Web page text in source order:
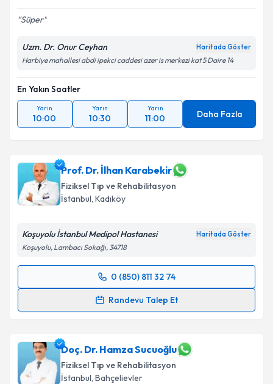
Süper
Uzm. Dr. Onur Ceyhan Haritada Göster
Harbiye mahallesi abdi ipekci caddesi azer is merkezi kat 5 Daire 14
En Yakın Saatler
Yarın
10:00
Yarın
10:30
Yarın
11:00 Daha Fazla
Prof. Dr. İlhan Karabekir
Fiziksel Tıp ve Rehabilitasyon
İstanbul, Kadıköy
Koşuyolu İstanbul Medipol Hastanesi Haritada Göster
Koşuyolu, Lambacı Sokağı, 34718
0 (850) 811 32 74
Randevu Talep Et
Randevu Takvimi Talebi
takvim hazırlandığında e-posta ile bilgilendireceğiz.
E-posta Adresiniz
Doç. Dr. Hamza Sucuoğlu
Fiziksel Tıp ve Rehabilitasyon
İstanbul, Bahçelievler